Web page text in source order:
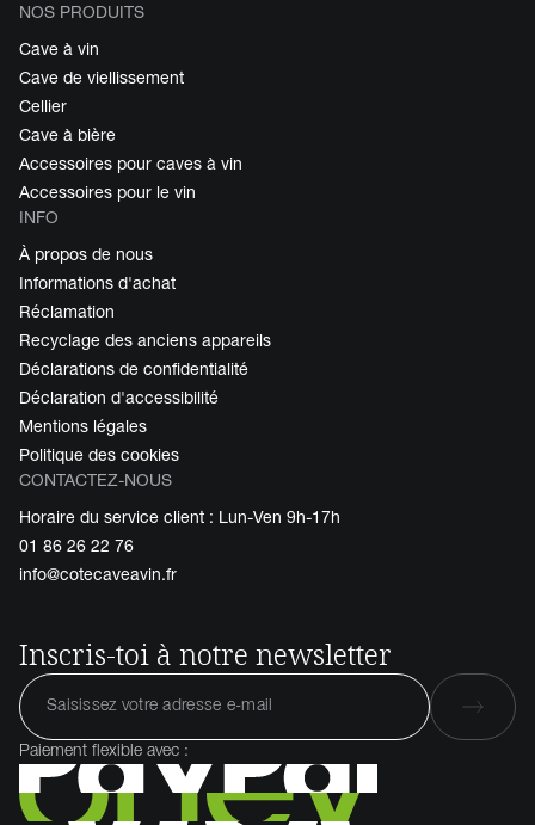
NOS PRODUITS
Cave à vin
Cave de viellissement
Cellier
Cave à bière
Accessoires pour caves à vin
Accessoires pour le vin
INFO
À propos de nous
Informations d'achat
Réclamation
Recyclage des anciens appareils
Déclarations de confidentialité
Déclaration d'accessibilité
Mentions légales
Politique des cookies
CONTACTEZ-NOUS
Horaire du service client : Lun-Ven 9h-17h
01 86 26 22 76
info@cotecaveavin.fr
Inscris-toi à notre newsletter
Paiement flexible avec :